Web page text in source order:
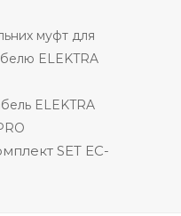
муфт для
ELEKTRA
ELEKTRA
SET EC-